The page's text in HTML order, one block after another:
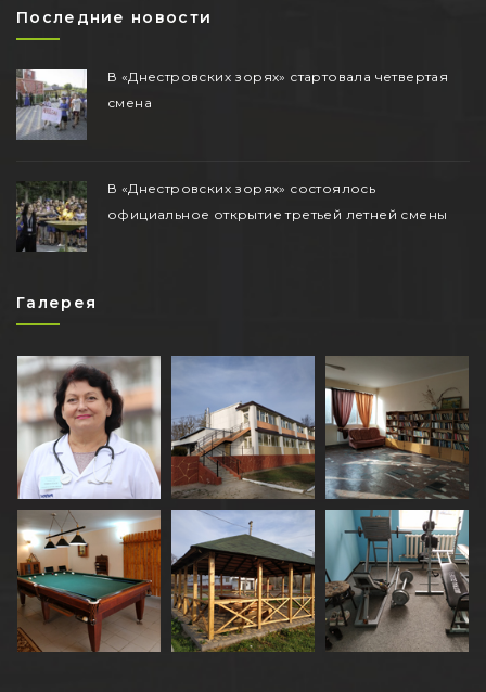
Последние новости
В «Днестровских зорях» стартовала четвертая
смена
В «Днестровских зорях» состоялось
официальное открытие третьей летней смены
Галерея